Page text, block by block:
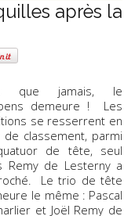
après la
que jamais, le
demeure ! Les
se resserrent en
classement, parmi
de tête, seul
Remy de Lesterny a
Le trio de tête
le même : Pascal
et Joël Remy de